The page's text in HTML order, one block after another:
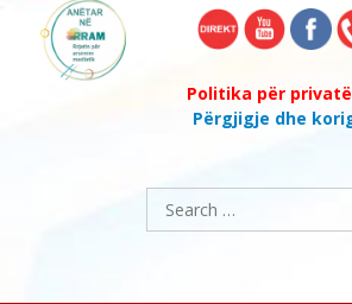
Politika për
Përgjigje dhe
Search
for: